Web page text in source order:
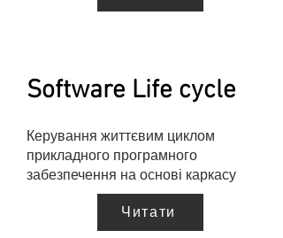
Software Life cycle
Керування життєвим циклом
прикладного програмного
забезпечення на основі каркасу
Читати